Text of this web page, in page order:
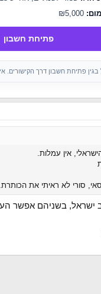
פתיחת חשבון
פתיחת חשבון דרך הקישורים.
אין עמלות.